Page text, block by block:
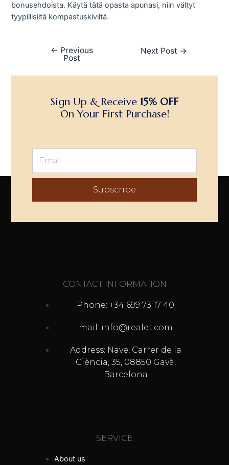
bonusehdoista. Käytä tätä opasta apunasi, niin vältyt
tyypillisiltä kompastuskiviltä.
← Previous
Post
Next Post →
Sign Up & Receive 15% OFF
On Your First Purchase!
Subscribe
CONTACT INFORMATION
Phone: +34 699 73 17 40
mail: info@realet.com
Address: Nave, Carrer de la
Ciència, 35, 08850 Gavà,
Barcelona
SERVICE
About us